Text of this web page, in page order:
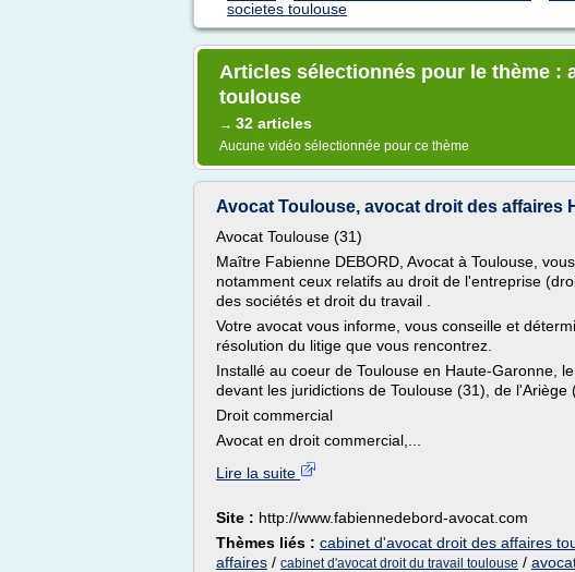
societes toulouse
Articles sélectionnés pour le thème :
toulouse
→ 32 articles
Aucune vidéo sélectionnée pour ce thème
Avocat Toulouse, avocat droit des affaires
Avocat Toulouse (31)
Maître Fabienne DEBORD, Avocat à Toulouse,
notamment ceux relatifs au droit de l'entreprise
des sociétés et droit du travail .
Votre avocat vous informe, vous conseille et
résolution du litige que vous rencontrez.
Installé au coeur de Toulouse en Haute-Garonne,
devant les juridictions de Toulouse (31), de
Droit commercial
Avocat en droit commercial,...
Lire la suite
Site : http://www.fabiennedebord-avocat.com
Thèmes liés : cabinet d'avocat droit des affaires
affaires / cabinet d'avocat droit du travail toulouse /